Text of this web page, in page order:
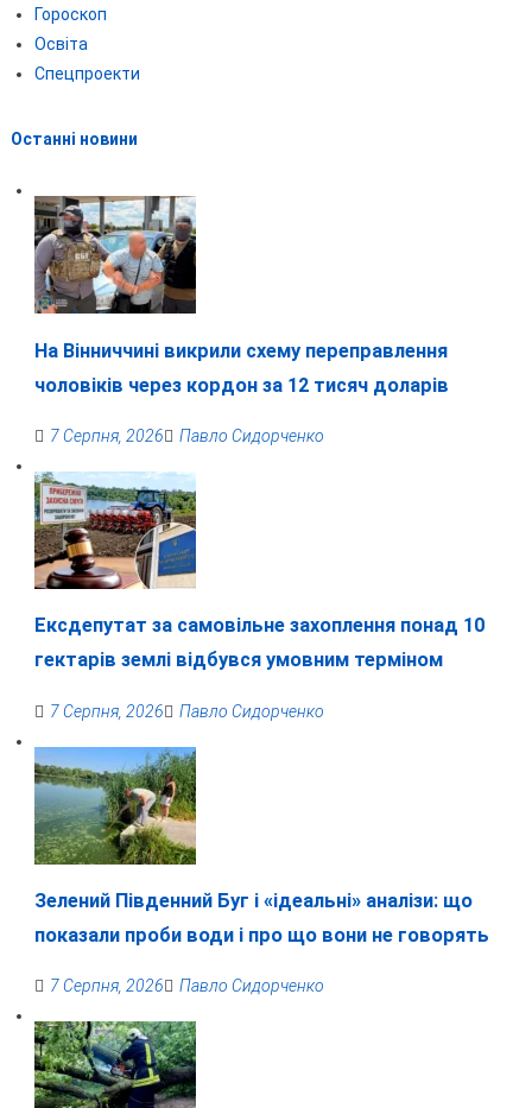
Гороскоп
Освіта
Спецпроекти
Останні новини
На Вінниччині викрили схему переправлення
чоловіків через кордон за 12 тисяч доларів
7 Серпня, 2026 Павло Сидорченко
Ексдепутат за самовільне захоплення понад 10
гектарів землі відбувся умовним терміном
7 Серпня, 2026 Павло Сидорченко
Зелений Південний Буг і «ідеальні» аналізи: що
показали проби води і про що вони не говорять
7 Серпня, 2026 Павло Сидорченко